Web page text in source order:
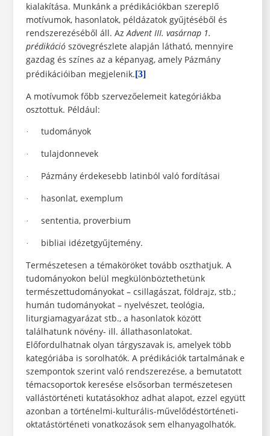
kialakítása. Munkánk a prédikációkban szereplő
motívumok, hasonlatok, példázatok gyűjtéséből és
rendszerezéséből áll. AzAdvent III. vasárnap 1.
prédikációszövegrészlete alapján látható, mennyire
gazdag és színes az a képanyag, amely Pázmány
prédikációiban megjelenik.[3]
A motívumok főbb szervezőelemeit kategóriákba
osztottuk. Például:
· tudományok
· tulajdonnevek
· Pázmány érdekesebb latinból való fordításai
· hasonlat, exemplum
· sententia, proverbium
·
bibliai idézetgyűjtemény.
Természetesen a témaköröket tovább oszthatjuk. A
tudományokon belül megkülönböztethetünk
természettudományokat – csillagászat, földrajz, stb.;
humán tudományokat – nyelvészet, teológia,
liturgiamagyarázat stb., a hasonlatok között
találhatunk növény- ill. állathasonlatokat.
Előfordulhatnak olyan tárgyszavak is, amelyek több
kategóriába is sorolhatók. A prédikációk tartalmának e
szempontok szerint való rendszerezése, a bemutatott
témacsoportok keresése elsősorban természetesen
vallástörténeti kutatásokhoz adhat alapot, ezzel együtt
azonban a történelmi-kulturális-művelődéstörténeti-
oktatástörténeti vonatkozások sem elhanyagolhatók.